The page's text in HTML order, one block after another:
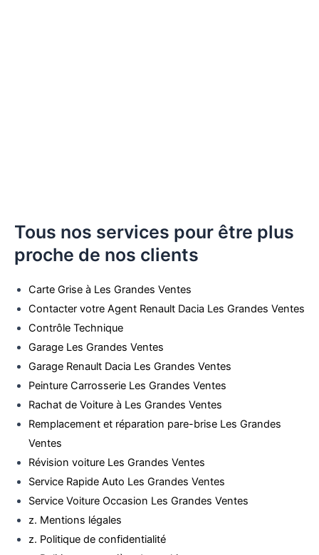
Tous nos services pour être plus
proche de nos clients
Carte Grise à Les Grandes Ventes
Contacter votre Agent Renault Dacia Les Grandes Ventes
Contrôle Technique
Garage Les Grandes Ventes
Garage Renault Dacia Les Grandes Ventes
Peinture Carrosserie Les Grandes Ventes
Rachat de Voiture à Les Grandes Ventes
Remplacement et réparation pare-brise Les Grandes
Ventes
Révision voiture Les Grandes Ventes
Service Rapide Auto Les Grandes Ventes
Service Voiture Occasion Les Grandes Ventes
z. Mentions légales
z. Politique de confidentialité